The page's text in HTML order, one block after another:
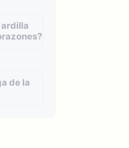
ardilla
de la